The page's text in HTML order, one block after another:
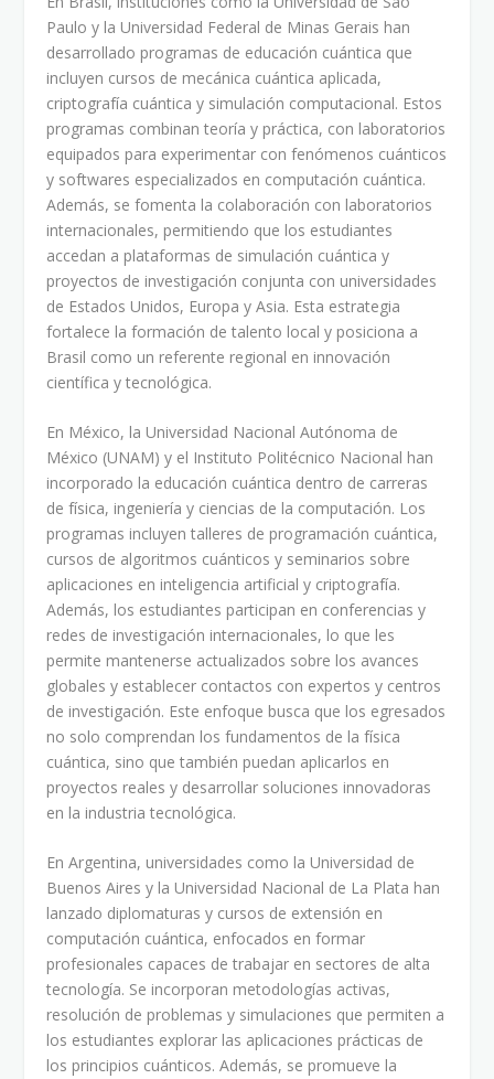
Paulo y la Universidad Federal de Minas Gerais han
desarrollado programas de educación cuántica que
incluyen cursos de mecánica cuántica aplicada,
criptografía cuántica y simulación computacional. Estos
programas combinan teoría y práctica, con laboratorios
equipados para experimentar con fenómenos cuánticos
y softwares especializados en computación cuántica.
Además, se fomenta la colaboración con laboratorios
internacionales, permitiendo que los estudiantes
accedan a plataformas de simulación cuántica y
proyectos de investigación conjunta con universidades
de Estados Unidos, Europa y Asia. Esta estrategia
fortalece la formación de talento local y posiciona a
Brasil como un referente regional en innovación
científica y tecnológica.
En México, la Universidad Nacional Autónoma de
México (UNAM) y el Instituto Politécnico Nacional han
incorporado la educación cuántica dentro de carreras
de física, ingeniería y ciencias de la computación. Los
programas incluyen talleres de programación cuántica,
cursos de algoritmos cuánticos y seminarios sobre
aplicaciones en inteligencia artificial y criptografía.
Además, los estudiantes participan en conferencias y
redes de investigación internacionales, lo que les
permite mantenerse actualizados sobre los avances
globales y establecer contactos con expertos y centros
de investigación. Este enfoque busca que los egresados
no solo comprendan los fundamentos de la física
cuántica, sino que también puedan aplicarlos en
proyectos reales y desarrollar soluciones innovadoras
en la industria tecnológica.
En Argentina, universidades como la Universidad de
Buenos Aires y la Universidad Nacional de La Plata han
lanzado diplomaturas y cursos de extensión en
computación cuántica, enfocados en formar
profesionales capaces de trabajar en sectores de alta
tecnología. Se incorporan metodologías activas,
resolución de problemas y simulaciones que permiten a
los estudiantes explorar las aplicaciones prácticas de
los principios cuánticos. Además, se promueve la